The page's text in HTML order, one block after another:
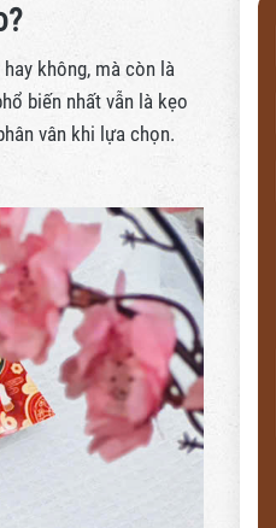
không, mà còn là
biến nhất vẫn là kẹo
vân khi lựa chọn.